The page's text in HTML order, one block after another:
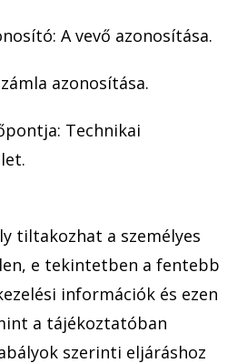
A vevő azonosítása.
azonosítása.
Technikai
t.
tiltakozhat a személyes
e tekintetben a fentebb
információk és ezen
a tájékoztatóban
szerinti eljáráshoz